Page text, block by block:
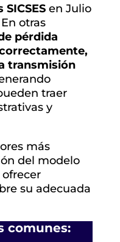
en Julio
otras
pérdida
transmisión
traer
y
más
del modelo
su adecuada
comunes: